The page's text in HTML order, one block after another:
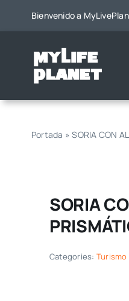
Bienvenido a
Portada »SORIA CON
SORIA
Categories: Turismo